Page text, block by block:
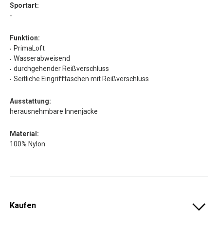
Sportart:
-
Funktion:
PrimaLoft
Wasserabweisend
durchgehender Reißverschluss
Seitliche Eingrifftaschen mit Reißverschluss
Ausstattung:
herausnehmbare Innenjacke
Material:
100% Nylon
Kaufen